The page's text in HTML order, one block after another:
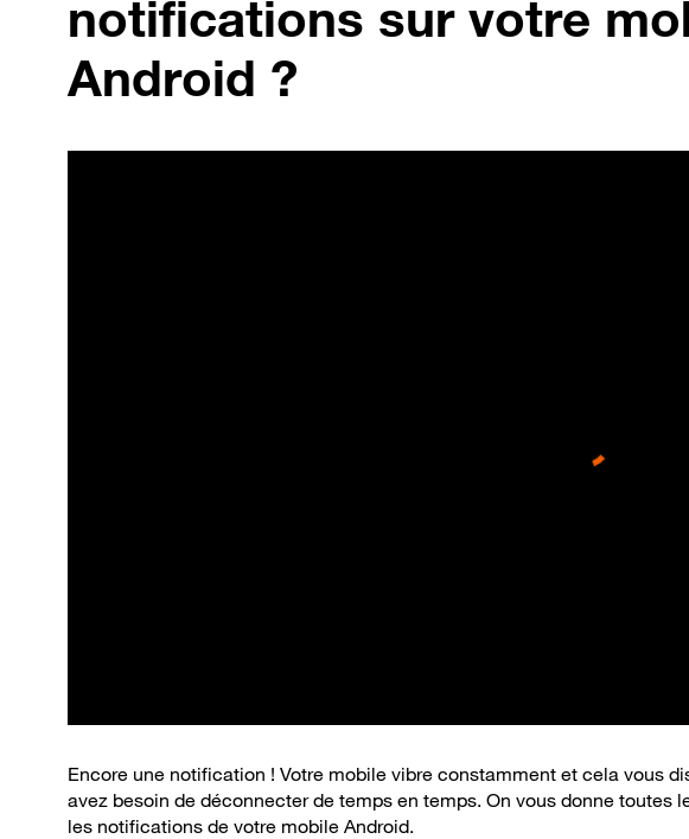
notifications sur votre
Android ?
Encore une notification ! Votre mobile vibre constamment et cela vous
avez besoin de déconnecter de temps en temps. On vous donne toutes
les notifications de votre mobile Android.